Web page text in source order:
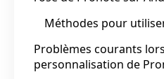
Méthodes pour
Problèmes courants
personnalisation de